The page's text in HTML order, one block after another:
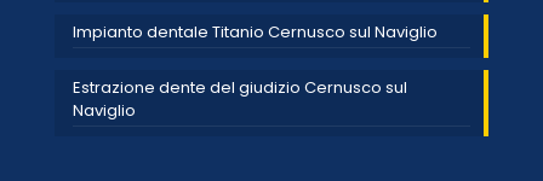
Impianto dentale Titanio Cernusco sul Naviglio
Estrazione dente del giudizio Cernusco sul
Naviglio